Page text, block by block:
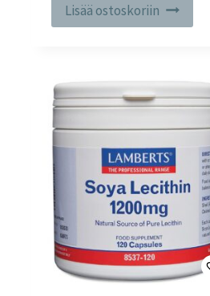
Lisää ostoskoriin